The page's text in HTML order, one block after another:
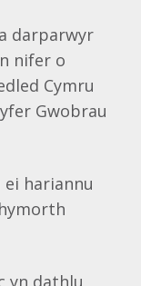
darparwyr
nifer o
Cymru
Gwobrau
ei hariannu
yn dathlu